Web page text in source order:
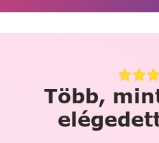
Több,